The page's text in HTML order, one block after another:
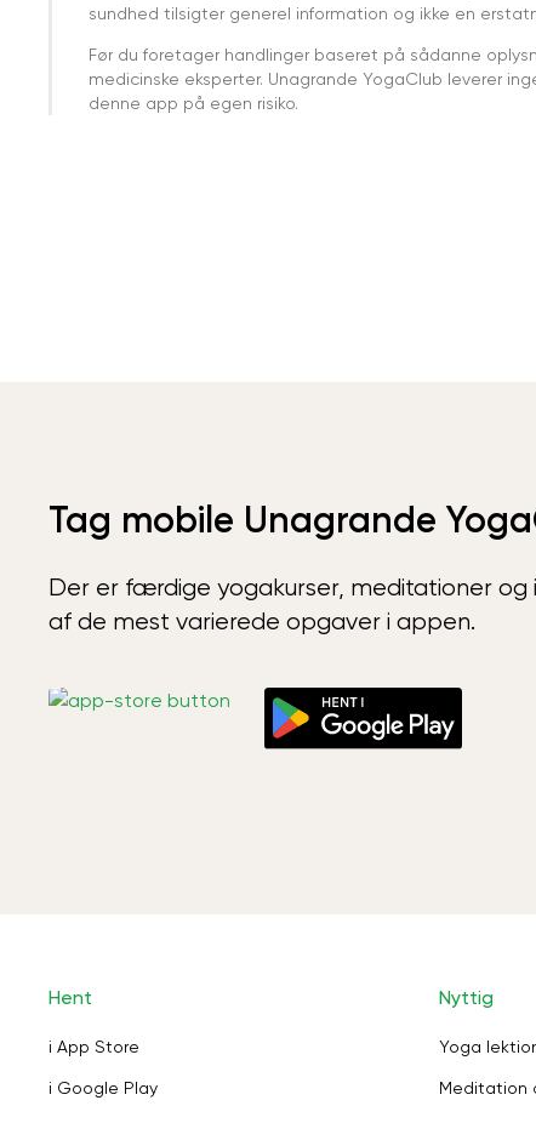
sundhed tilsigter generel information og ikke en
Før du foretager handlinger baseret på sådanne
medicinske eksperter. Unagrande YogaClub leverer
denne app på egen risiko.
Tag mobile Unagrande
Der er færdige yogakurser, meditationer og
af de mest varierede opgaver i appen.
Hent
i App Store
i Google Play
Nyttig
Yoga
Meditation